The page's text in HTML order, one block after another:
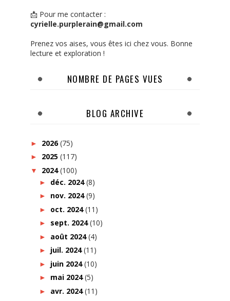
📩 Pour me contacter :
cyrielle.purplerain@gmail.com
Prenez vos aises, vous êtes ici chez vous. Bonne
lecture et exploration !
NOMBRE DE PAGES VUES
BLOG ARCHIVE
► 2026(75)
► 2025 (117)
▼ 2024(100)
► déc. 2024(8)
► nov. 2024(9)
► oct. 2024(11)
► sept. 2024(10)
► août 2024(4)
► juil. 2024(11)
► juin 2024(10)
► mai 2024(5)
► avr. 2024(11)